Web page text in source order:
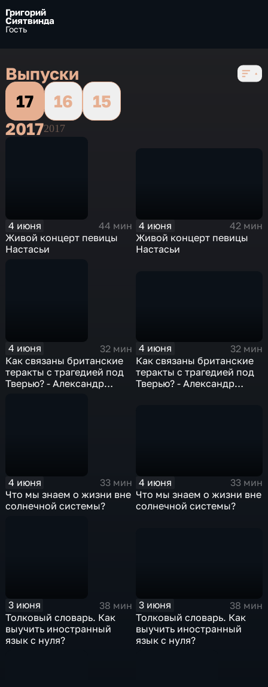
Григорий
Сиятвинда
Гость
Выпуски
17
16
15
20172017
4 июня
44 мин
Живой концерт певицы
Настасьи
4 июня
42 мин
Живой концерт певицы
Настасьи
4 июня
32 мин
Как связаны британские
теракты с трагедией под
Тверью? - Александр
4 июня
32 мин
Как связаны британские
теракты с трагедией под
Тверью? - Александр
4 июня
33 мин
Что мы знаем о жизни вне
солнечной системы?
4 июня
33 мин
Что мы знаем о жизни вне
солнечной системы?
3 июня
38 мин
Толковый словарь. Как
выучить иностранный
язык с нуля?
3 июня
38 мин
Толковый словарь. Как
выучить иностранный
язык с нуля?